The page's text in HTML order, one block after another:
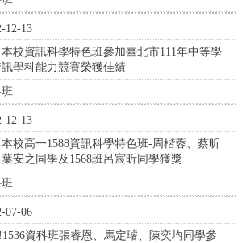
12-13
校資訊科學特色班參加臺北市111年中等學
學科能力競賽榮獲佳績
12-13
校高一1588資訊科學特色班-周楷蓉、蔡昕
安之同學及1568班呂宸昕同學獲獎
07-06
資科班張睿恩、馬定璿、陳奕均同學參